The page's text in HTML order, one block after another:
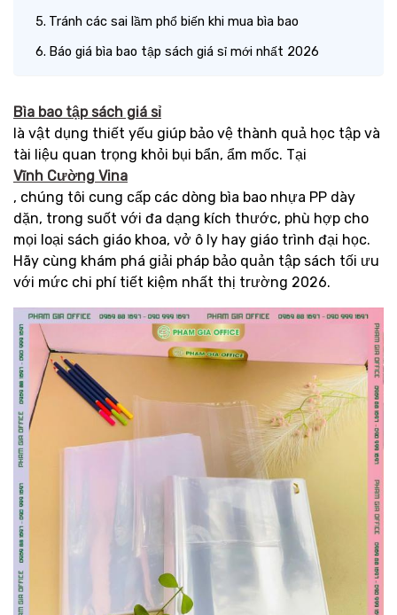
Tránh các sai lầm phổ biến khi mua bìa bao
Báo giá bìa bao tập sách giá sỉ mới nhất 2026
Bìa bao tập sách giá sỉ
là vật dụng thiết yếu giúp bảo vệ thành quả học tập và
tài liệu quan trọng khỏi bụi bẩn, ẩm mốc. Tại
Vĩnh Cường Vina
, chúng tôi cung cấp các dòng bìa bao nhựa PP dày
dặn, trong suốt với đa dạng kích thước, phù hợp cho
mọi loại sách giáo khoa, vở ô ly hay giáo trình đại học.
Hãy cùng khám phá giải pháp bảo quản tập sách tối ưu
với mức chi phí tiết kiệm nhất thị trường 2026.